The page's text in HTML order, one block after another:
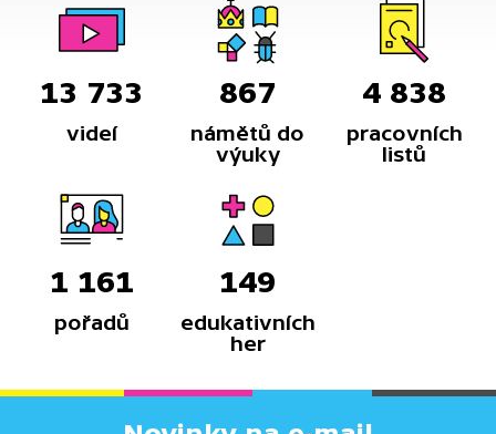
13 733
videí
867
námětů do
výuky
4 838
pracovních
listů
1 161
pořadů
149
edukativních
her